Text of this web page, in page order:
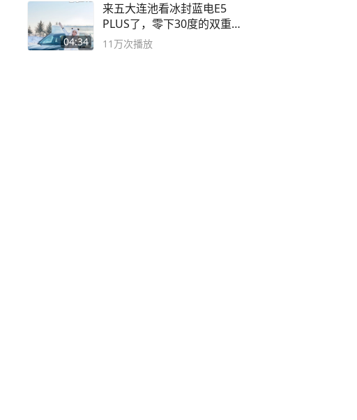
04:34
来五大连池看冰封蓝电E5
PLUS了，零下30度的双重冰
封40小时全录
11万次播放